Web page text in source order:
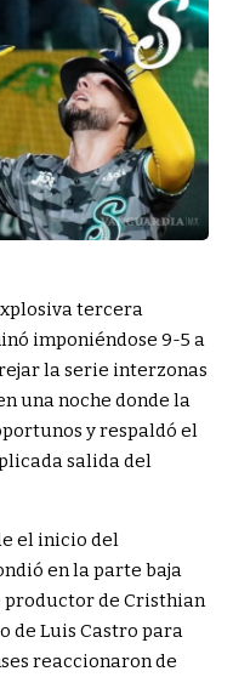
tercera
imponiéndose 9-5 a
la serie interzonas
una noche donde la
y respaldó el
salida del
el inicio del
en la parte baja
de Cristhian
de Luis Castro para
reaccionaron de